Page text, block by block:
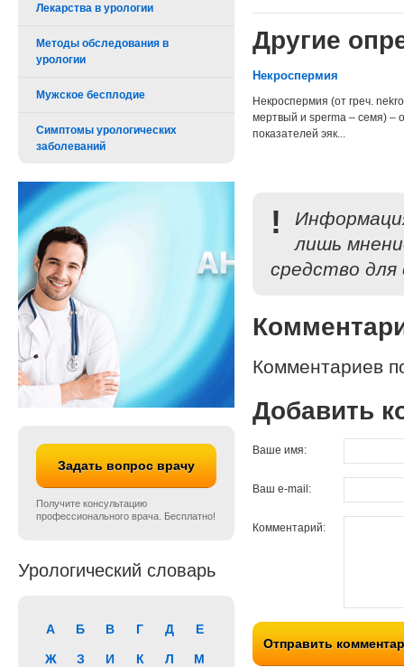
Лекарства в урологии
Методы обследования в
урологии
Мужское бесплодие
Симптомы урологических
заболеваний
Задать вопрос врачу
Получите консультацию
профессионального врача. Бесплатно!
Урологический словарь
А Б В Г Д Е
Ж З И К Л М
Другие
Некроспермия
Некроспермия (от греч.
мертвый и sperma – семя) –
показателей эяк...
!
лишь
средство для
Комментариев
Добавить
Ваше имя:
Ваш e-mail:
Комментарий:
Отправить